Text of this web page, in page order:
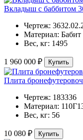
Вкладыш с баббитом
Чертеж:
Материал: Бабит
Вес, кг: 1495
1 960 000 ₽ Купить
Плита
Чертеж: 183336
Материал:
Вес, кг: 56
10 080 ₽ Купить